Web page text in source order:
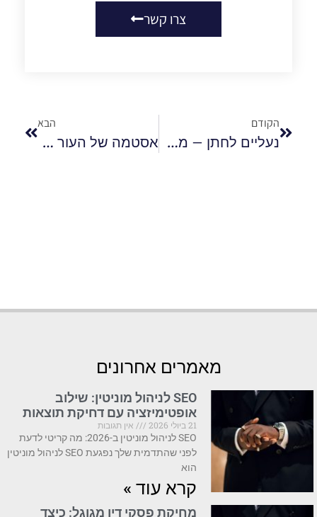
צרו קשר
הקודם
נעליים לחתן – מה עדיף נוחות או נראות?
הבא
אסטמה של העור – אילו תסמינים יעידו עליה ומהם הטיפולים הקיימים?
מאמרים אחרונים
SEO לניהול מוניטין: שילוב
אופטימיזציה עם דחיקת תוצאות
21 ביולי 2026
אין תגובות
SEO לניהול מוניטין ב-2026: מה קריטי לדעת
לפני שהתדמית שלך נפגעת SEO לניהול מוניטין
הוא
קרא עוד »
מחיקת פסקי דין מגוגל: כיצד